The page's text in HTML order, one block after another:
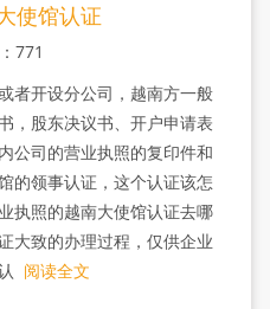
使馆认证
771
者开设分公司，越南方一般
，股东决议书、开户申请表
公司的营业执照的复印件和
的领事认证，这个认证该怎
执照的越南大使馆认证去哪
大致的办理过程，仅供企业
阅读全文